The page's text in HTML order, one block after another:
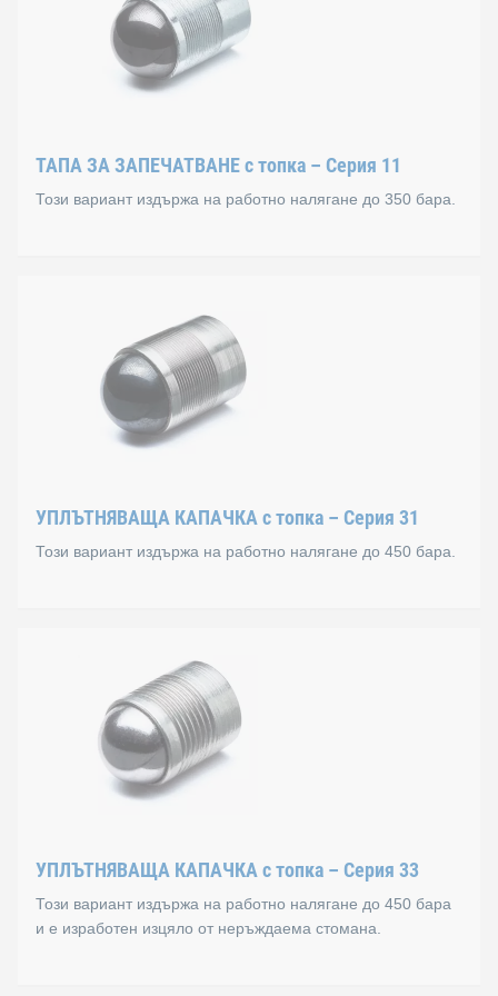
ТАПА ЗА ЗАПЕЧАТВАНЕ с топка – Серия 11
Този вариант издържа на работно налягане до 350 бара.
Принцип
Принцип на разширяване чрез натиск
Работно налягане до 350 бара
Диаметър
3 mm до 22 mm
Втулка от закалена стомана, поцинкована (без
Топка от ролков лагер, полирана
УПЛЪТНЯВАЩА КАПАЧКА с топка – Серия 31
Този вариант издържа на работно налягане до 450 бара.
Принцип
Принцип на разширяване чрез натиск
Работно налягане до 450 бара
Диаметър
3 mm до 22 mm
УПЛЪТНЯВАЩА КАПАЧКА с топка – Серия 33
Този вариант издържа на работно налягане до 450 бара
и е изработен изцяло от неръждаема стомана.